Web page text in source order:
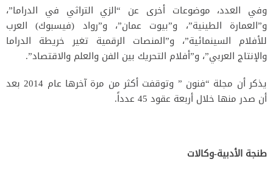
وفي العدد، موضوعات أخرى عن “الزي التراثي في الدراما”،
و”العمارة الطينية”، و”بيوت عمان”، و”رواد (فيسبوك) العرب
للأفلام السينمائية”، و”المنصات الرقمية تغير خريطة الدراما
والإنتاج العربي”، و”أفلام التحريك بين الفن والعلم والاقتصاد”.
يذكر أن مجلة “فنون ” وتوقفت أكثر من مرة آخرها عام 2014 بعد
أن صدر منها خلال أربعة عقود 45 عدداً.
طنجة الأدبية-وكالات